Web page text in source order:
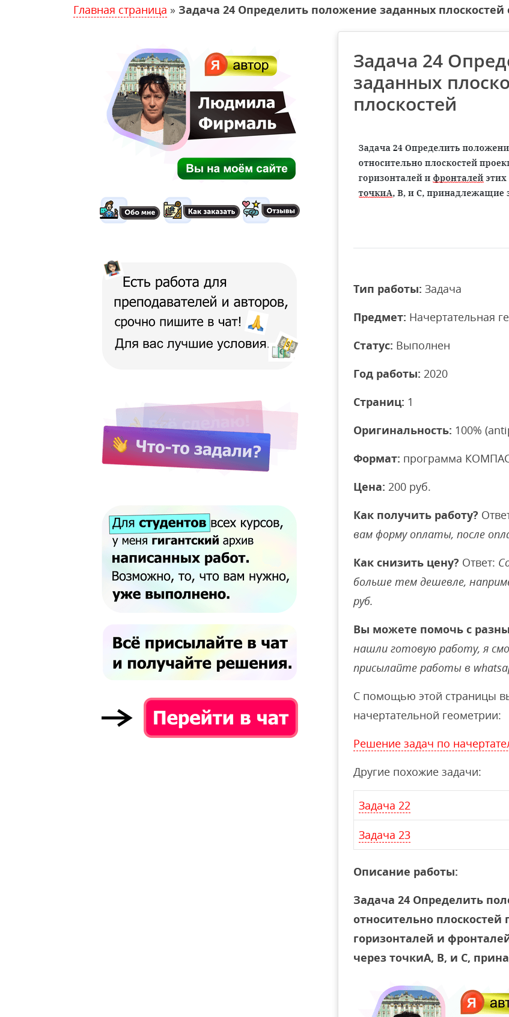
Главная страница » Задача 24 Определить положение заданных плоскостей
Задача 24
заданных
плоскостей
Тип работы: Задача
Предмет: Начертательная
Статус: Выполнен
Год работы: 2020
Страниц: 1
Оригинальность: 100%
Формат: программа
Цена: 200 руб.
Как получить работу?
вам форму оплаты, после
Как снизить цену? Ответ:
больше тем дешевле,
руб.
Вы можете помочь с
нашли готовую работу, я
присылайте работы в
С помощью этой страницы
начертательной геометрии:
Решение задач по
Другие похожие задачи:
Задача 22
Задача 23
Описание работы:
Задача 24 Определить
относительно
горизонталей и
через точкиА, В, и С,